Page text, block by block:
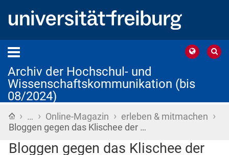
Archiv der Hochschul- und
Wissenschaftskommunikation (bis
08/2024)
Startseite
› … › Online-Magazin › erleben & mitmachen ›
Bloggen gegen das Klischee der …
Bloggen gegen das Klischee der